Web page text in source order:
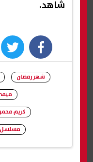
شاهد.
facebook
شهر رمضان
كريم
مسلسل